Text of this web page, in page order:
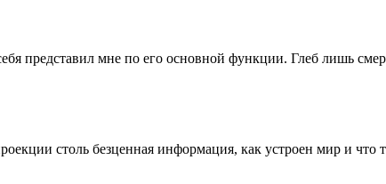
представил мне по его основной функции. Глеб лишь
столь безценная информация, как устроен мир и что